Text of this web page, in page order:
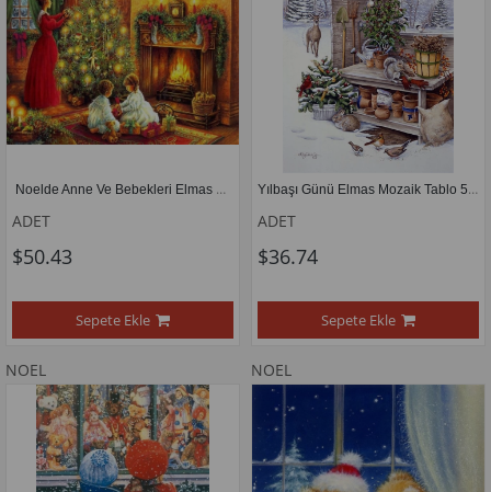
Noelde Anne Ve Bebekleri Elmas Mozaik Tablo 81x61cm
ADET
$50.43
Sepete Ekle
Yılbaşı Günü Elmas Mozaik Tablo 50x70cm
ADET
$36.74
Sepete Ekle
NOEL NOEL